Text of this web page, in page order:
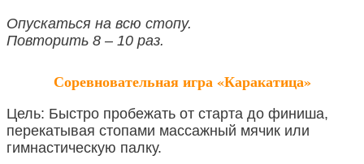
Опускаться на всю стопу.
Повторить 8 – 10 раз.
Соревновательная игра «Каракатица»
Цель: Быстро пробежать от старта до финиша,
перекатывая стопами массажный мячик или
гимнастическую палку.